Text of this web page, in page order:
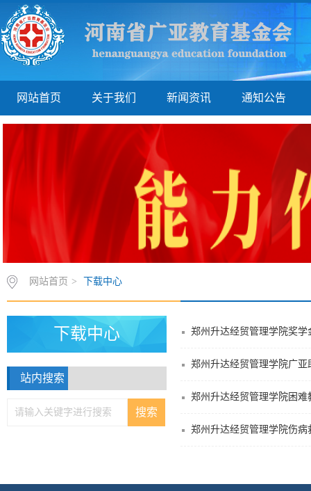
网站首页 关于我们 新闻资讯 通知公告
网站首页 > 下载中心
下载中心
站内搜索
郑州升达经贸管理学院奖学
郑州升达经贸管理学院广亚
郑州升达经贸管理学院困难
郑州升达经贸管理学院伤病